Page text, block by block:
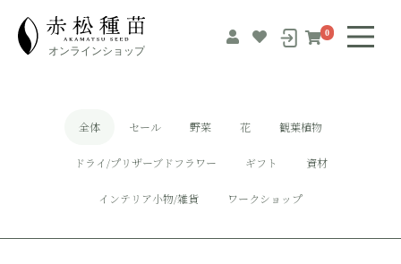
0
全体 セール 野菜 花 観葉植物
ドライ/プリザーブドフラワー ギフト 資材
インテリア小物/雑貨 ワークショップ